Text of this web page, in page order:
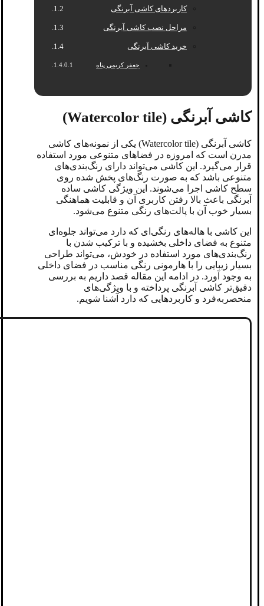
کاربردهای کاشی آبرنگی
مراحل نصب کاشی آبرنگی
خرید کاشی آبرنگی
جعفر کریمی پناه
کاشی آبرنگی (Watercolor tile)
کاشی آبرنگی (Watercolor tile) یکی از نمونه‌های کاشی
مدرن است که امروزه در فضاهای متنوعی مورد استفاده
قرار می‌گیرد. این کاشی می‌تواند دارای رنگ‌بندی‌های
متنوعی باشد که به صورت رنگ‌های پخش شده روی
سطح کاشی اجرا می‌شوند. این ویژگی کاشی ساده
آبرنگی باعث بالا رفتن کاربری آن و قابلیت هماهنگی
بسیار خوب آن با پالت‌های رنگی متنوع می‌شود.
این کاشی با هاله‌های رنگی‌ای که دارد می‌تواند جلوه‌ای
متنوع به فضای داخلی بخشیده و با ترکیب شدن با
رنگ‌بندی‌های مورد استفاده در خودش، می‌تواند طراحی
بسیار زیبایی را با هارمونی رنگی مناسب در فضای داخلی
به وجود آورد. در ادامه این مقاله قصد داریم به بررسی
دقیق‌تر کاشی آبرنگی پرداخته و با ویژگی‌های
منحصربه‌فرد و کاربردهایی که دارد آشنا شویم.